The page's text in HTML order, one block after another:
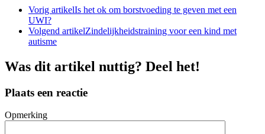
Vorig artikelIs het ok om borstvoeding te geven met een
UWI?
Volgend artikelZindelijkheidstraining voor een kind met
autisme
Was dit artikel nuttig? Deel het!
Plaats een reactie
Opmerking